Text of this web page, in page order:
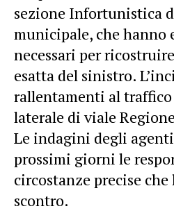
sezione Infortunistica
municipale, che
necessari per
esatta del sinistro.
rallentamenti al
laterale di viale
Le indagini degli
prossimi giorni le
circostanze precise
scontro.